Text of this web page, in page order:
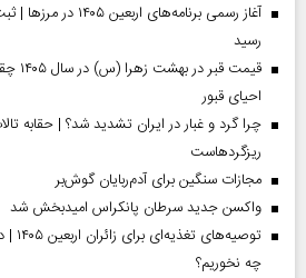
رسید
احیای قبور
چرا گرد و غبار در ایران تشدید شد؟ | حقابه
ریزگردهاست
مجازات سنگین برای آدم‌ربایان گوش‌بر
واکسن جدید سرطان پانکراس امیدبخش شد
چه نخوریم؟